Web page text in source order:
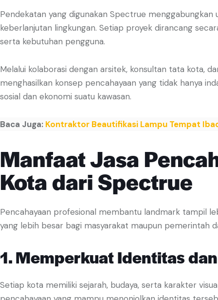
Pendekatan yang digunakan Spectrue menggabungkan
keberlanjutan lingkungan. Setiap proyek dirancang
serta kebutuhan pengguna.
Melalui kolaborasi dengan arsitek, konsultan tata kota,
menghasilkan konsep pencahayaan yang tidak hanya
sosial dan ekonomi suatu kawasan.
Baca Juga: Kontraktor Beautifikasi Lampu Tempat
Manfaat Jasa
Kota dari Spectrue
Pencahayaan profesional membantu landmark tampil
yang lebih besar bagi masyarakat maupun pemerintah
1. Memperkuat Identitas
Setiap kota memiliki sejarah, budaya, serta karakter